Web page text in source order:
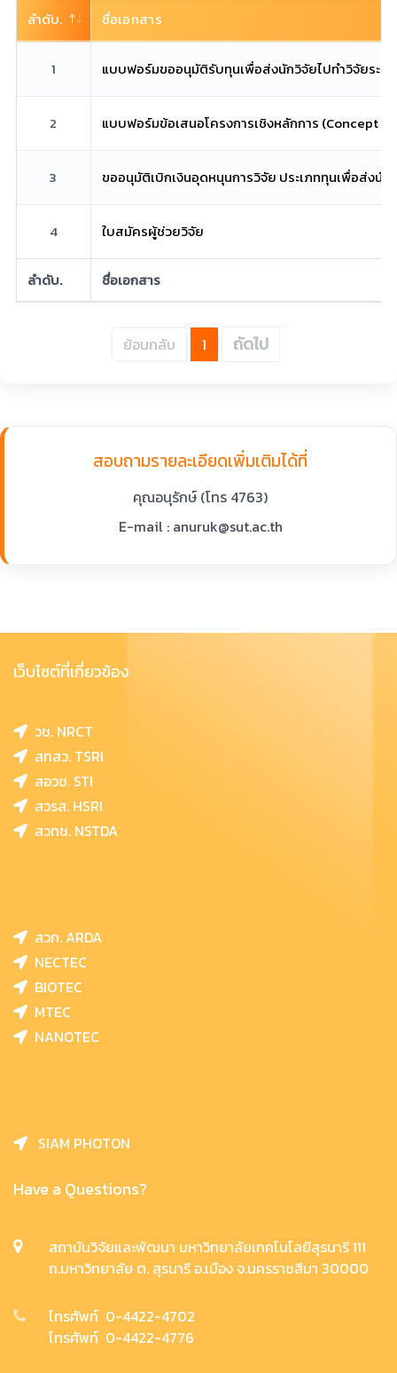
ลำดับ. ชื่อเอกสาร
1 แบบฟอร์มขออนุมัติรับทุนเพื่อส่งนักวิจัยไปทำวิจัยระย
2 แบบฟอร์มข้อเสนอโครงการเชิงหลักการ (Concept
3 ขออนุมัติเบิกเงินอุดหนุนการวิจัย ประเภททุนเพื่อส่งนัก
4 ใบสมัครผู้ช่วยวิจัย
ลำดับ. ชื่อเอกสาร
ย้อนกลับ 1 ถัดไป
สอบถามรายละเอียดเพิ่มเติมได้ที่
คุณอนุรักษ์ (โทร 4763)
E-mail : anuruk@sut.ac.th
เว็บไซต์ที่เกี่ยวข้อง
วช. NRCT
สทสว. TSRI
สอวช. STI
สวรส. HSRI
สวทช. NSTDA
สวก. ARDA
NECTEC
BIOTEC
MTEC
NANOTEC
SIAM PHOTON
Have a Questions?
สถาบันวิจัยและพัฒนา มหาวิทยาลัยเทคโนโลยีสุรนารี 111
ถ.มหาวิทยาลัย ต. สุรนารี อ.เมือง จ.นครราชสีมา 30000
โทรศัพท์ 0-4422-4702
โทรศัพท์ 0-4422-4776